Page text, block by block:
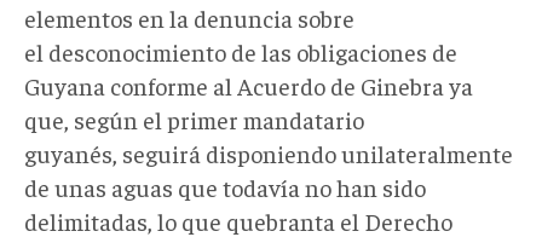
elementos en la denuncia sobre
el desconocimiento de las obligaciones de
Guyana conforme al Acuerdo de Ginebra ya
que, según el primer mandatario
guyanés, seguirá disponiendo unilateralmente
de unas aguas que todavía no han sido
delimitadas, lo que quebranta el Derecho